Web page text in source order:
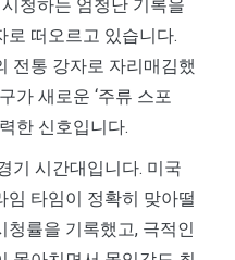
청하는 엄청난 기록을
로 떠오르고 있습니다.
전통 강자로 자리매김했
가 새로운 ‘주류 스포
한 신호입니다.
기 시간대입니다. 미국
타임이 정확히 맞아떨
률을 기록했고, 극적인